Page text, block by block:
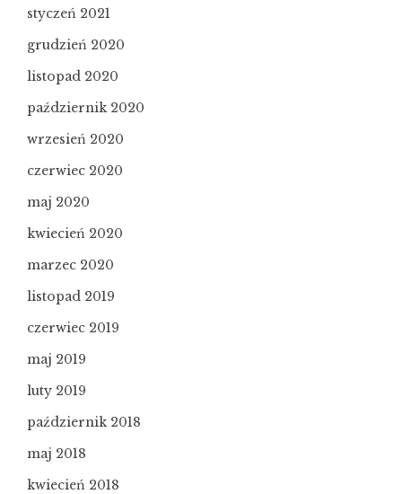
styczeń 2021
grudzień 2020
listopad 2020
październik 2020
wrzesień 2020
czerwiec 2020
maj 2020
kwiecień 2020
marzec 2020
listopad 2019
czerwiec 2019
maj 2019
luty 2019
październik 2018
maj 2018
kwiecień 2018